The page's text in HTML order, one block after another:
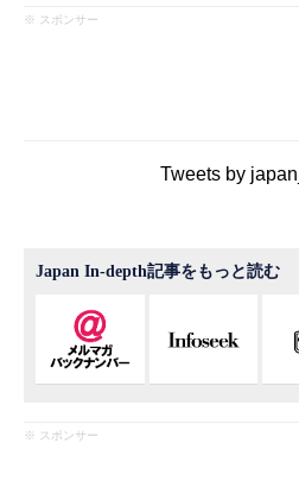
※ スポンサー
Tweets by
Japan In-depth記事をもっと読む
※ スポンサー